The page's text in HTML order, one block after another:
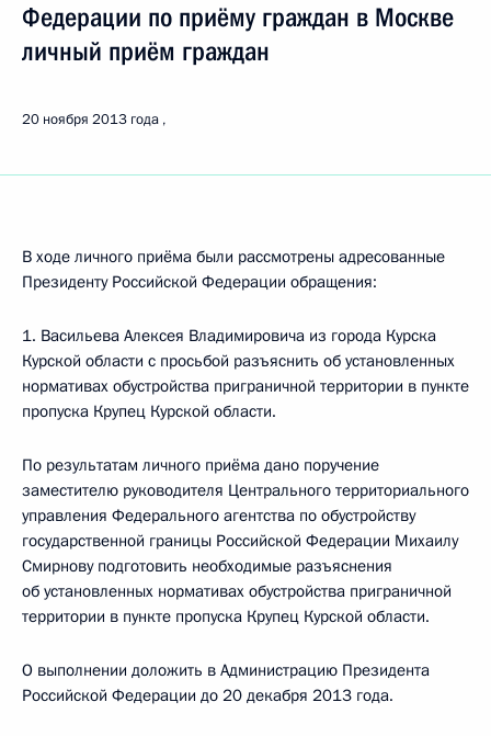
Федерации по приёму граждан в Москве
личный приём граждан
20 ноября 2013 года
В ходе личного приёма были рассмотрены адресованные
Президенту Российской Федерации обращения:
1. Васильева Алексея Владимировича из города Курска
Курской области с просьбой разъяснить об установленных
нормативах обустройства приграничной территории в пункте
пропуска Крупец Курской области.
По результатам личного приёма дано поручение
заместителю руководителя Центрального территориального
управления Федерального агентства по обустройству
государственной границы Российской Федерации Михаилу
Смирнову подготовить необходимые разъяснения
об установленных нормативах обустройства приграничной
территории в пункте пропуска Крупец Курской области.
О выполнении доложить в Администрацию Президента
Российской Федерации до 20 декабря 2013 года.